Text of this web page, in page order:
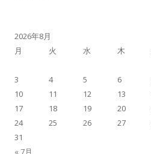
2026年8月
月
火 水 木
« 7月
3
4 5 6
10
11 12 13
17
18 19 20
24
25 26 27
31